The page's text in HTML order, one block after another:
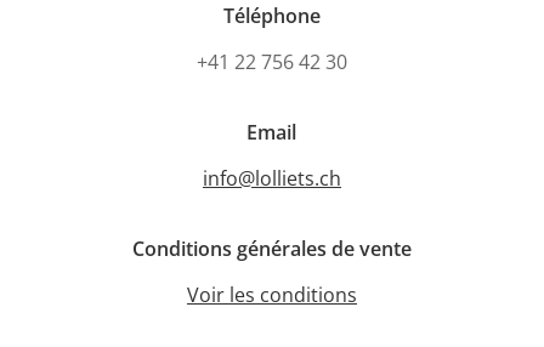
Téléphone
+41 22 756 42 30
Email
info@lolliets.ch
Conditions générales de vente
Voir les conditions